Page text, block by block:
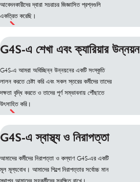
আবেদনকারীদের দ্বারা সচরাচর জিজ্ঞাসিত প্রশ্নগুলি
একত্রিত করেছি।
G4S-এ শেখা এবং ক্যারিয়ার উন্নয়ন
G4S-এ আমরা অবিচ্ছিন্ন উন্নয়নের একটি সংস্কৃতি
লালন করতে চেষ্টা করি এবং সকল স্তরের কর্মীদের তাদের
দক্ষতা বৃদ্ধি করতে ও তাদের পূর্ণ সম্ভাবনায় পৌঁছাতে
উৎসাহিত করি।
G4S-এ স্বাস্থ্য ও নিরাপত্তা
আমাদের কর্মীদের নিরাপত্তা ও কল্যাণ G4S-এর একটি
মূল মূল্যবোধ। আমাদের শিল্পে নিরাপত্তার সর্বোচ্চ মান